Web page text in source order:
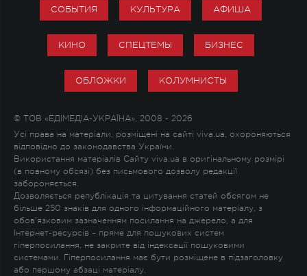
СОБЫТИЯ КУЛЬТУРА АФИША
КИНО СПЕЦТЕМЫ БИЗНЕС
ОБЛОЖКИ КОЛУМНИСТЫ
© ТОВ «ЕДІМЕДІА-УКРАЇНА», 2008 - 2026
Усі права на матеріали, розміщені на сайті viva.ua, охороняються
відповідно до законодавства України.
Використання матеріалів Сайту viva.ua в оригінальному розмірі
(в повному обсязі) без письмового дозволу редакції
забороняється.
Дозволяється републікація та цитування статей обсягом не
більше 250 знаків для одного інформаційного матеріалу, з
обов'язковим зазначенням посилання на джерело, а для
Інтернет-ресурсів – пряме для пошукових систем
гіперпосилання, не закрите від індексації пошуковими
системами. Гіперпосилання має бути розміщене в підзаголовку
або першому абзаці матеріалу.